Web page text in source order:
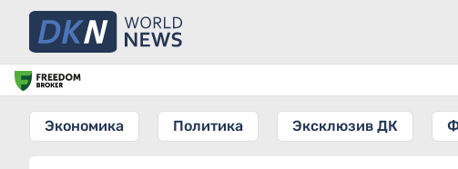
Экономика Политика Эксклюзив ДК